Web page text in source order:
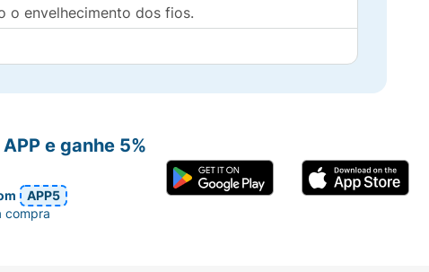
o envelhecimento dos fios.
e eficácia dos ingredientes.
um tratamento mensal, utilizando as
e ganhe 5%
APP5
compra